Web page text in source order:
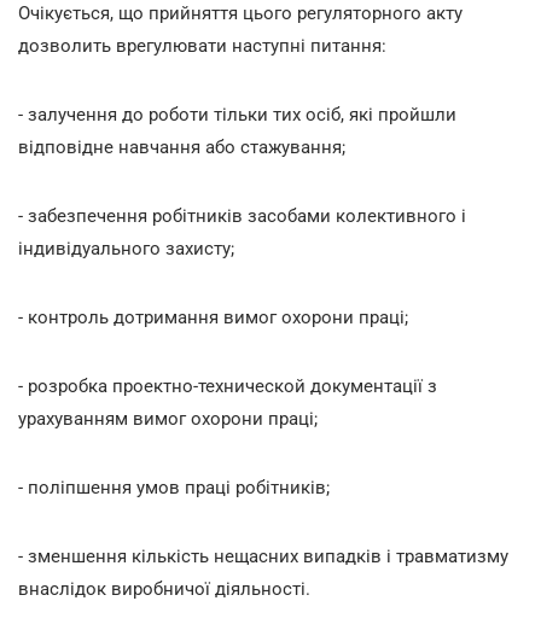
Очікується, що прийняття цього регуляторного акту
дозволить врегулювати наступні питання:
- залучення до роботи тільки тих осіб, які пройшли
відповідне навчання або стажування;
- забезпечення робітників засобами колективного і
індивідуального захисту;
- контроль дотримання вимог охорони праці;
- розробка проектно-технической документації з
урахуванням вимог охорони праці;
- поліпшення умов праці робітників;
- зменшення кількість нещасних випадків і травматизму
внаслідок виробничої діяльності.